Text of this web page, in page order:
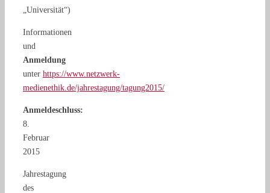
„Universität“)
Informationen
und
Anmeldung
unter https://www.netzwerk-
medienethik.de/jahrestagung/tagung2015/
Anmeldeschluss:
8.
Februar
2015
Jahrestagung
des